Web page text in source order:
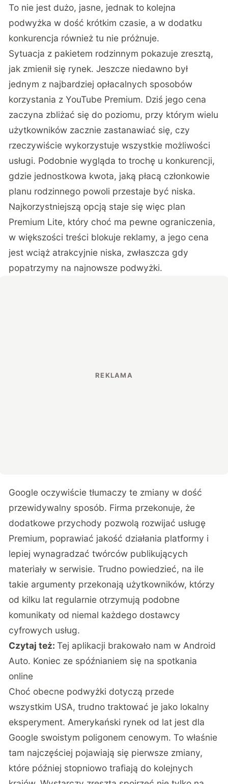
To nie jest dużo, jasne, jednak to kolejna
podwyżka w dość krótkim czasie, a w dodatku
konkurencja również tu nie próżnuje.
Sytuacja z pakietem rodzinnym pokazuje zresztą,
jak zmienił się rynek. Jeszcze niedawno był
jednym z najbardziej opłacalnych sposobów
korzystania z YouTube Premium. Dziś jego cena
zaczyna zbliżać się do poziomu, przy którym wielu
użytkowników zacznie zastanawiać się, czy
rzeczywiście wykorzystuje wszystkie możliwości
usługi. Podobnie wygląda to trochę u konkurencji,
gdzie jednostkowa kwota, jaką płacą członkowie
planu rodzinnego powoli przestaje być niska.
Najkorzystniejszą opcją staje się więc plan
Premium Lite, który choć ma pewne ograniczenia,
w większości treści blokuje reklamy, a jego cena
jest wciąż atrakcyjnie niska, zwłaszcza gdy
popatrzymy na najnowsze podwyżki.
Google oczywiście tłumaczy te zmiany w dość
przewidywalny sposób. Firma przekonuje, że
dodatkowe przychody pozwolą rozwijać usługę
Premium, poprawiać jakość działania platformy i
lepiej wynagradzać twórców publikujących
materiały w serwisie. Trudno powiedzieć, na ile
takie argumenty przekonają użytkowników, którzy
od kilku lat regularnie otrzymują podobne
komunikaty od niemal każdego dostawcy
cyfrowych usług.
Czytaj też:Tej aplikacji brakowało nam w Android
Auto. Koniec ze spóźnianiem się na spotkania
online
Choć obecne podwyżki dotyczą przede
wszystkim USA, trudno traktować je jako lokalny
eksperyment. Amerykański rynek od lat jest dla
Google swoistym poligonem cenowym. To właśnie
tam najczęściej pojawiają się pierwsze zmiany,
które później stopniowo trafiają do kolejnych